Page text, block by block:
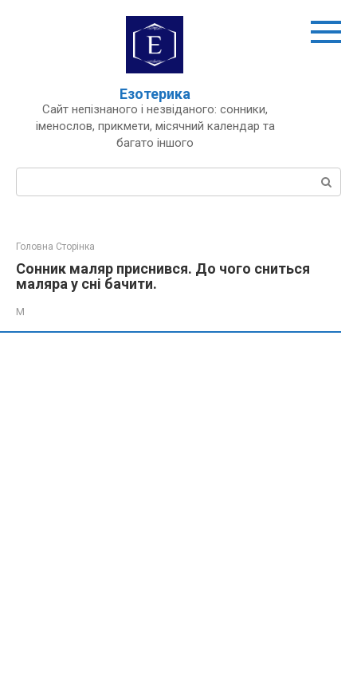
Езотерика
Сайт непізнаного і незвіданого: сонники,
іменослов, прикмети, місячний календар та
багато іншого
Пошук:
Головна Сторінка
Сонник маляр приснився. До чого сниться
маляра у сні бачити.
М